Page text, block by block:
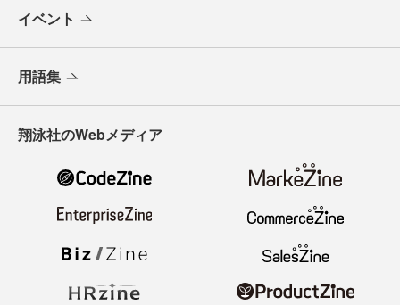
イベント
用語集
翔泳社のWebメディア